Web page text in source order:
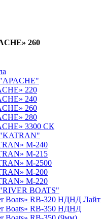
260
220
240
260
280
3300 СК
M-240
M-215
M-2500
M-200
M-220
BOATS"
Boats» RB-320 НДНД Лайт
Boats» RB-350 НДНД